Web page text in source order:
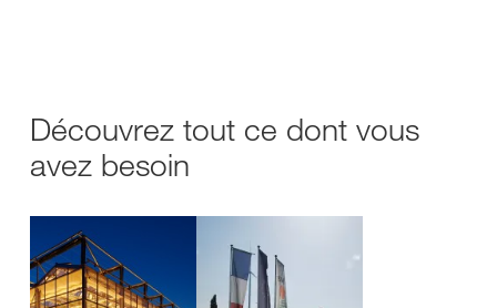
Découvrez tout ce dont vous
avez besoin